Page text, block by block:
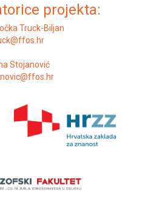
projekta:
Truck-Biljan
Stojanović